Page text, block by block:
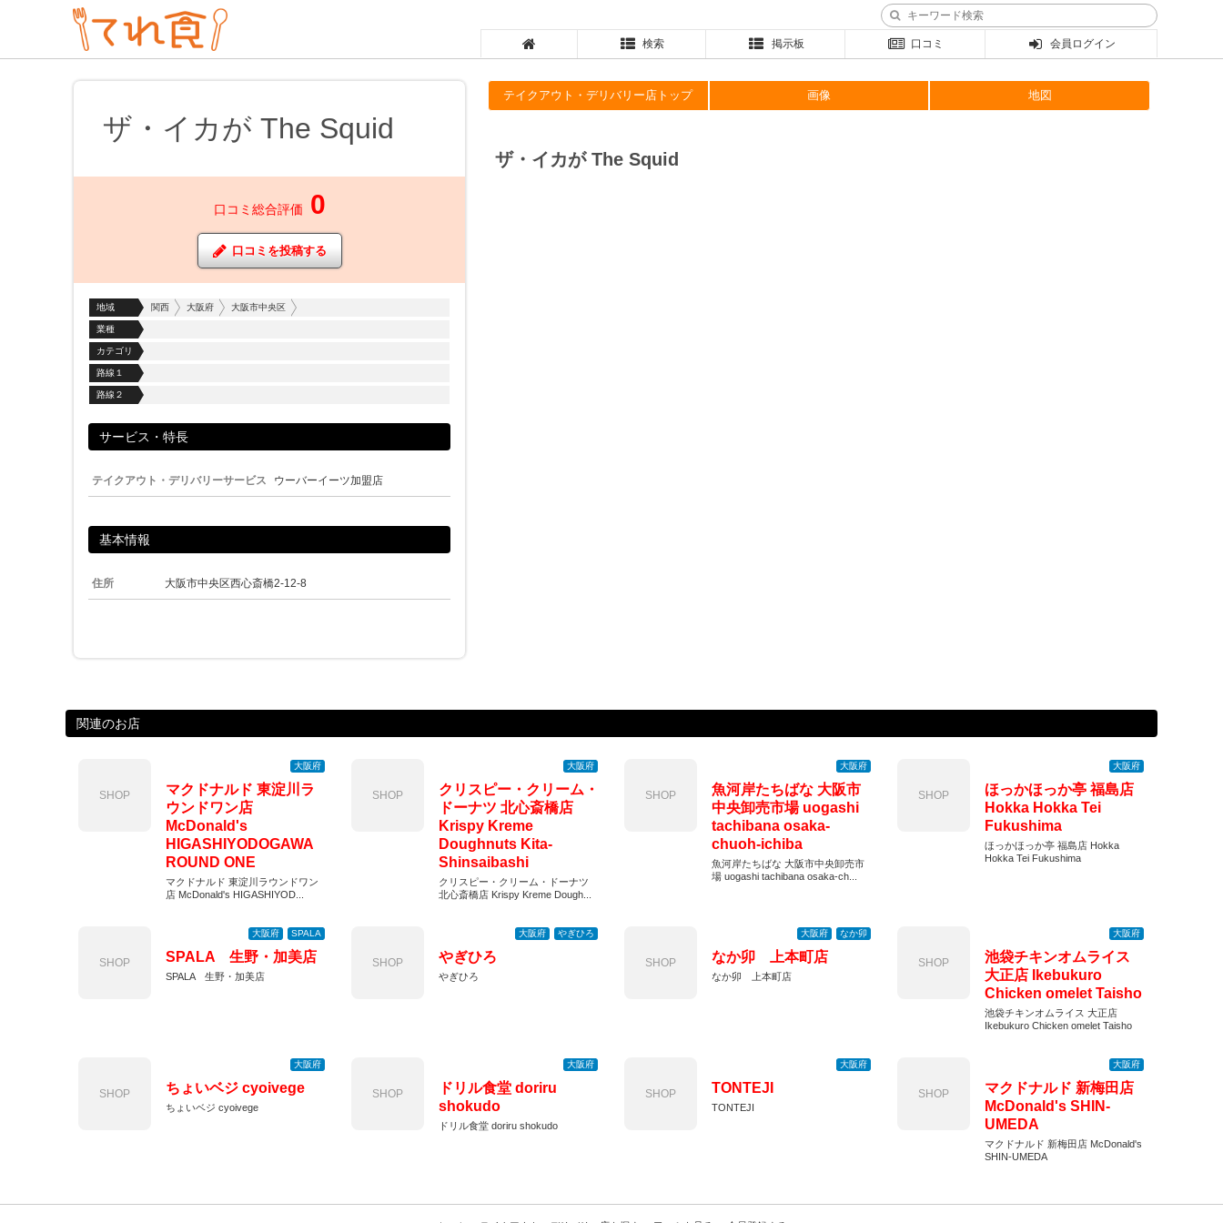
検索 掲示板 口コミ 会員ログイン
ザ・イカが The Squid
口コミ総合評価 0
口コミを投稿する
地域 関西 大阪府 大阪市中央区
業種
カテゴリ
路線１
路線２
サービス・特長
テイクアウト・デリバリーサービス ウーバーイーツ加盟店
基本情報
住所 大阪市中央区西心斎橋2-12-8
テイクアウト・デリバリー店トップ 画像 地図
ザ・イカが The Squid
関連のお店
SHOP
大阪府
マクドナルド 東淀川ラ
ウンドワン店
McDonald's
HIGASHIYODOGAWA
ROUND ONE
マクドナルド 東淀川ラウンドワン
店 McDonald's HIGASHIYOD...
SHOP
大阪府
クリスピー・クリーム・
ドーナツ 北心斎橋店
Krispy Kreme
Doughnuts Kita-
Shinsaibashi
クリスピー・クリーム・ドーナツ
北心斎橋店 Krispy Kreme Dough...
SHOP
大阪府
魚河岸たちばな 大阪市
中央卸売市場 uogashi
tachibana osaka-
chuoh-ichiba
魚河岸たちばな 大阪市中央卸売市
場 uogashi tachibana osaka-ch...
SHOP
大阪府
ほっかほっか亭 福島店
Hokka Hokka Tei
Fukushima
ほっかほっか亭 福島店 Hokka
Hokka Tei Fukushima
SHOP
大阪府 SPALA
SPALA 生野・加美店
SPALA 生野・加美店
SHOP
大阪府 やぎひろ
やぎひろ
やぎひろ
SHOP
大阪府 なか卯
なか卯 上本町店
なか卯 上本町店
SHOP
大阪府
池袋チキンオムライス
大正店 Ikebukuro
Chicken omelet Taisho
池袋チキンオムライス 大正店
Ikebukuro Chicken omelet Taisho
SHOP
大阪府
ちょいベジ cyoivege
ちょいベジ cyoivege
SHOP
大阪府
ドリル食堂 doriru
shokudo
ドリル食堂 doriru shokudo
SHOP
大阪府
TONTEJI
TONTEJI
SHOP
大阪府
マクドナルド 新梅田店
McDonald's SHIN-
UMEDA
マクドナルド 新梅田店 McDonald's
SHIN-UMEDA